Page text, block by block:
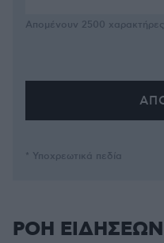
Απομένουν 2500 χαρακτήρες
* Υποχρεωτικά πεδία
ΡΟΗ ΕΙΔΗΣΕΩΝ